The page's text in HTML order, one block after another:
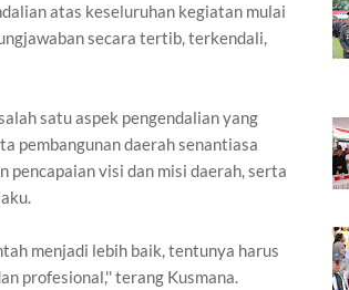
atas keseluruhan kegiatan mulai
secara tertib, terkendali,
satu aspek pengendalian yang
pembangunan daerah senantiasa
pencapaian visi dan misi daerah, serta
menjadi lebih baik, tentunya harus
profesional,'' terang Kusmana.